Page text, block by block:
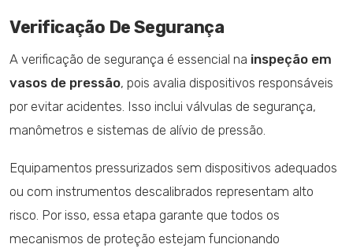
Verificação De Segurança
A verificação de segurança é essencial na inspeção em
vasos de pressão, pois avalia dispositivos responsáveis
por evitar acidentes. Isso inclui válvulas de segurança,
manômetros e sistemas de alívio de pressão.
Equipamentos pressurizados sem dispositivos adequados
ou com instrumentos descalibrados representam alto
risco. Por isso, essa etapa garante que todos os
mecanismos de proteção estejam funcionando